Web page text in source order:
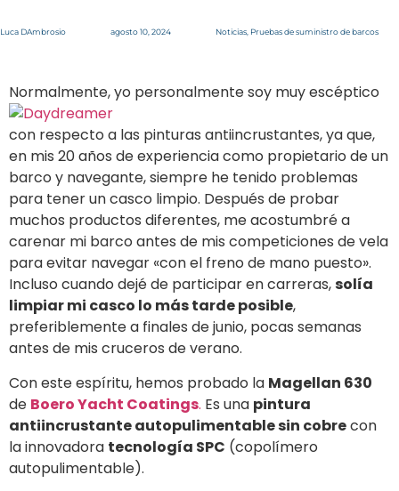
Luca DAmbrosio agosto 10, 2024 Noticias, Pruebas de suministro de barcos
Normalmente, yo personalmente soy muyescéptico
con respecto a las pinturas antiincrustantes, ya que,
en mis 20 años de experiencia como propietario de un
barco y navegante, siempre he tenido problemas
para tener un casco limpio. Después de probar
muchos productos diferentes, me acostumbré a
carenar mi barco antes de mis competiciones de vela
para evitar navegar «con el freno de mano puesto».
Incluso cuando dejé de participar en carreras,solía
limpiar mi casco lo más tarde posible,
preferiblemente a finales de junio, pocas semanas
antes de mis cruceros de verano.
Con este espíritu, hemos probado la Magellan 630
de Boero Yacht Coatings. Es una pintura
antiincrustante autopulimentable sin cobrecon
la innovadora tecnología SPC (copolímero
autopulimentable).